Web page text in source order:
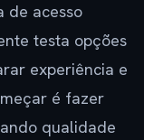
de acesso
testa opções
experiência e
é fazer
qualidade